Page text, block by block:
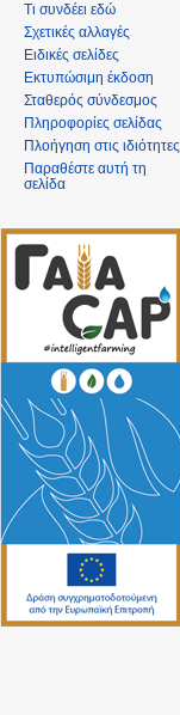
Τι συνδέει εδώ
Σχετικές αλλαγές
Ειδικές σελίδες
Εκτυπώσιμη έκδοση
Σταθερός σύνδεσμος
Πληροφορίες σελίδας
Πλοήγηση στις ιδιότητες
Παραθέστε αυτή τη
σελίδα